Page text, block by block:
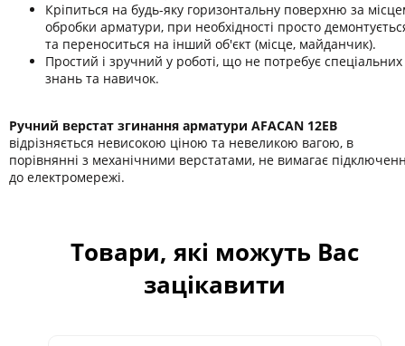
Кріпиться на будь-яку горизонтальну поверхню за
обробки арматури, при необхідності просто
та переноситься на інший об'єкт (місце, майданчик).
Простий і зручний у роботі, що не потребує спеціальних
знань та навичок.
Ручний верстат згинання арматури AFACAN 12ЕB
відрізняється невисокою ціною та невеликою вагою, в
порівнянні з механічними верстатами, не вимагає
до електромережі.
Товари, які можуть Вас
зацікавити